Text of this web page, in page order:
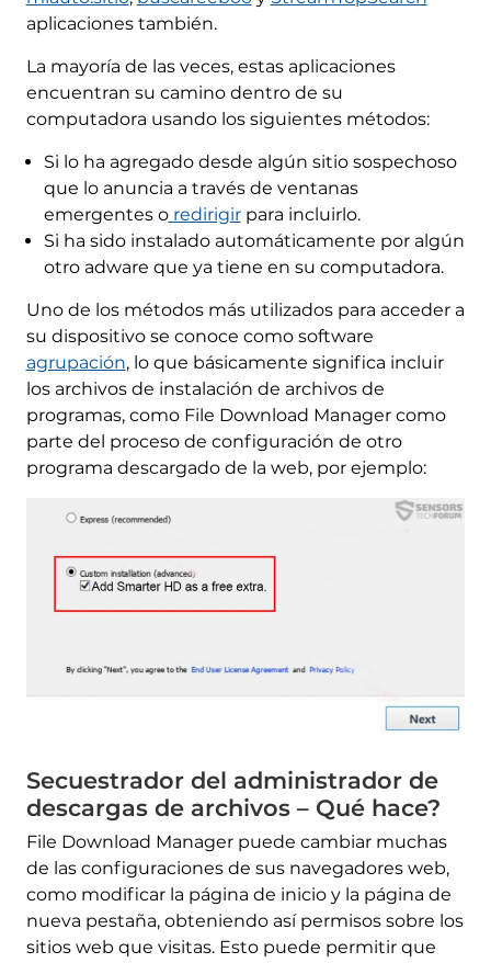
aplicaciones también.
La mayoría de las veces, estas aplicaciones
encuentran su camino dentro de su
computadora usando los siguientes métodos:
Si lo ha agregado desde algún sitio sospechoso
que lo anuncia a través de ventanas
emergentes oredirigirpara incluirlo.
Si ha sido instalado automáticamente por algún
otro adware que ya tiene en su computadora.
Uno de los métodos más utilizados para acceder a
su dispositivo se conoce como software
agrupación, lo que básicamente significa incluir
los archivos de instalación de archivos de
programas, como File Download Manager como
parte del proceso de configuración de otro
programa descargado de la web, por ejemplo:
Secuestrador del administrador de
descargas de archivos – Qué hace?
File Download Manager puede cambiar muchas
de las configuraciones de sus navegadores web,
como modificar la página de inicio y la página de
nueva pestaña, obteniendo así permisos sobre los
sitios web que visitas. Esto puede permitir que